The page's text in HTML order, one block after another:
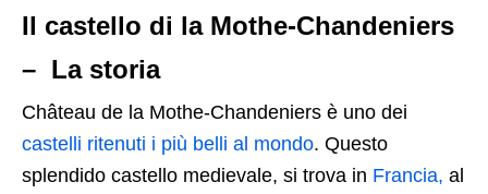
Il castello di la Mothe-Chandeniers
– La storia
Château de la Mothe-Chandeniers è uno dei
castelli ritenuti i più belli al mondo. Questo
splendido castello medievale, si trova in Francia, al